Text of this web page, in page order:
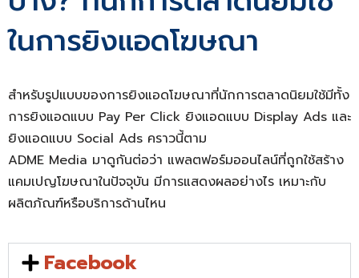
ในการยิงแอดโฆษณา
สำหรับรูปแบบของการยิงแอดโฆษณาที่นักการตลาดนิยมใช้มีทั้ง
การยิงแอดแบบ Pay Per Click ยิงแอดแบบ Display Ads และ
ยิงแอดแบบ Social Ads คราวนี้ตาม
ADME Media มาดูกันต่อว่า แพลตฟอร์มออนไลน์ที่ถูกใช้สร้าง
แคมเปญโฆษณาในปัจจุบัน มีการแสดงผลอย่างไร เหมาะกับ
ผลิตภัณฑ์หรือบริการด้านไหน
Facebook